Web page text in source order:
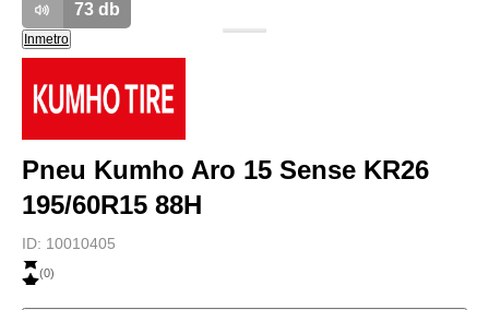
73db
Inmetro
Pneu Kumho Aro 15 Sense KR26
195/60R15 88H
ID: 10010405
(0)